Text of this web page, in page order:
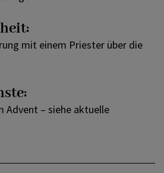
mit einem Priester über die
Advent – siehe aktuelle